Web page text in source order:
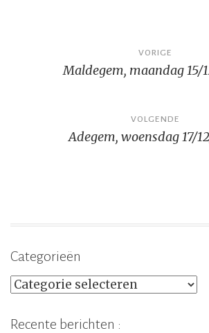
navigatie
VORIGE
Maldegem, maandag 15/
VOLGENDE
Adegem, woensdag 17/
Categorieën
Categorieën
Recente berichten :